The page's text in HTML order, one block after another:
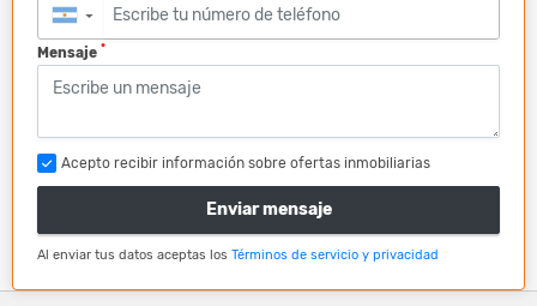
▼
Mensaje *
Acepto recibir información sobre ofertas inmobiliarias
Enviar mensaje
Al enviar tus datos aceptas los Términos de servicio y privacidad